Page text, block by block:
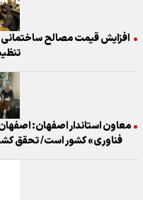
افزایش قیمت مصالح ساختمانی
معاون استاندار اصفهان:
فناوری» کشور است/ تحقق